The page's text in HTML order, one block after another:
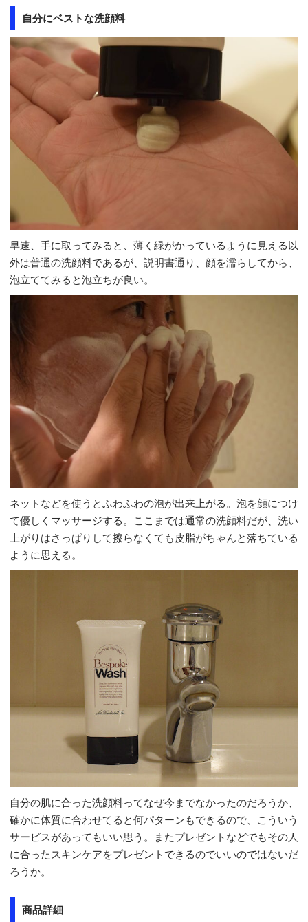
自分にベストな洗顔料
早速、手に取ってみると、薄く緑がかっているように見える以
外は普通の洗顔料であるが、説明書通り、顔を濡らしてから、
泡立ててみると泡立ちが良い。
ネットなどを使うとふわふわの泡が出来上がる。泡を顔につけ
て優しくマッサージする。ここまでは通常の洗顔料だが、洗い
上がりはさっぱりして擦らなくても皮脂がちゃんと落ちている
ように思える。
自分の肌に合った洗顔料ってなぜ今までなかったのだろうか、
確かに体質に合わせてると何パターンもできるので、こういう
サービスがあってもいい思う。またプレゼントなどでもその人
に合ったスキンケアをプレゼントできるのでいいのではないだ
ろうか。
商品詳細